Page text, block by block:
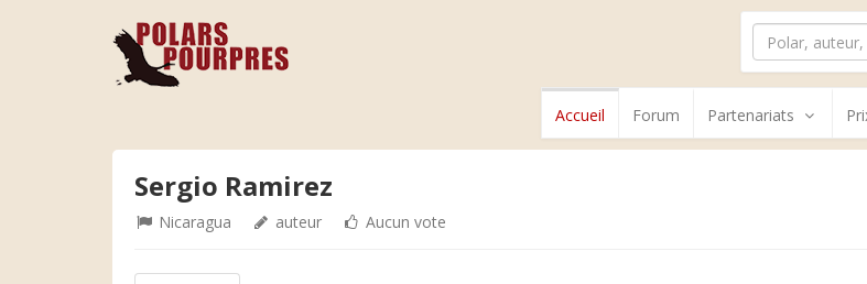
Accueil Forum Partenariats
Sergio Ramirez
Nicaragua auteur Aucun vote